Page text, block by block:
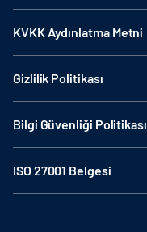
KVKK Aydınlatma Metni
Gizlilik Politikası
Bilgi Güvenliği Politikası
ISO 27001 Belgesi